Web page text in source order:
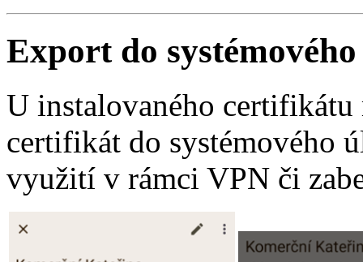
Export do
U instalovaného certifikátu
certifikát do systémového
využití v rámci VPN či